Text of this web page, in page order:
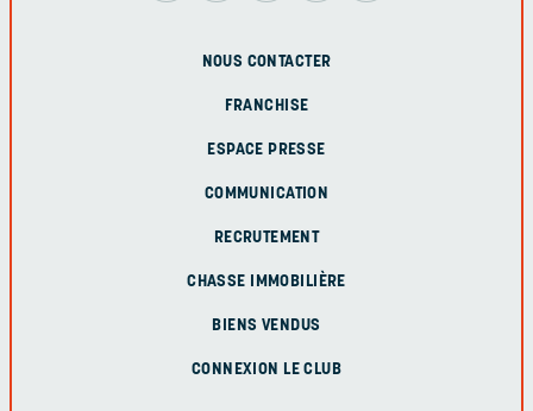
NOUS CONTACTER
FRANCHISE
ESPACE PRESSE
COMMUNICATION
RECRUTEMENT
CHASSE IMMOBILIÈRE
BIENS VENDUS
CONNEXION LE CLUB